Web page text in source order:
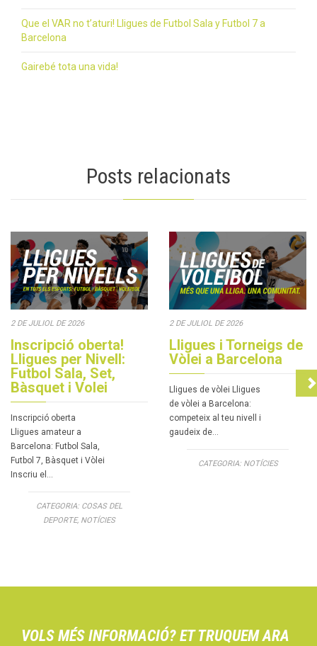
Que el VAR no t’aturi! Lligues de Futbol Sala y Futbol 7 a
Barcelona
Gairebé tota una vida!
Posts relacionats
2 DE JULIOL DE 2026
Inscripció oberta!
Lligues per Nivell:
Futbol Sala, Set,
Bàsquet i Volei
Inscripció oberta
Lligues amateur a
Barcelona: Futbol Sala,
Futbol 7, Bàsquet i Vòlei
Inscriu el…
CATEGORIA: COSAS DEL
DEPORTE, NOTÍCIES
2 DE JULIOL DE 2026
Lligues i Torneigs de
Vòlei a Barcelona
Lligues de vòlei Lligues
de vòlei a Barcelona:
competeix al teu nivell i
gaudeix de…
CATEGORIA: NOTÍCIES
VOLS MÉS INFORMACIÓ? ET TRUQUEM ARA